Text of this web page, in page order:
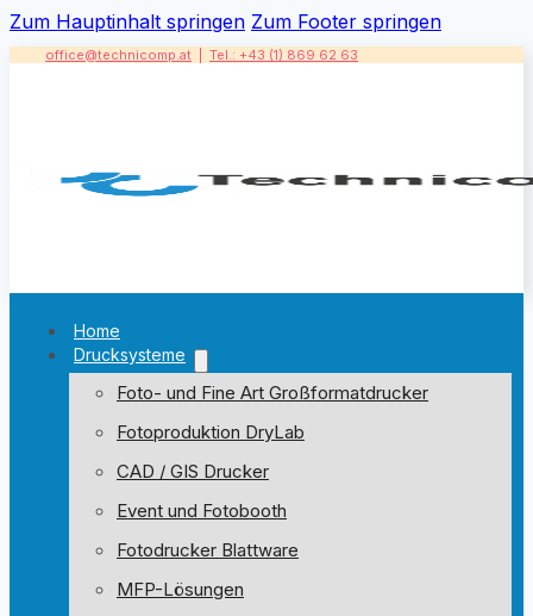
Zum Hauptinhalt springen Zum Footer springen
office@technicomp.at Tel.: +43 (1) 869 62 63
Home
Drucksysteme
Foto- und Fine Art Großformatdrucker
Fotoproduktion DryLab
CAD / GIS Drucker
Event und Fotobooth
Fotodrucker Blattware
MFP-Lösungen